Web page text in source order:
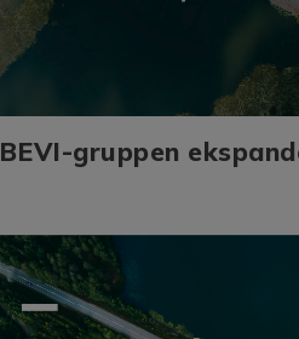
BEVI-gruppen